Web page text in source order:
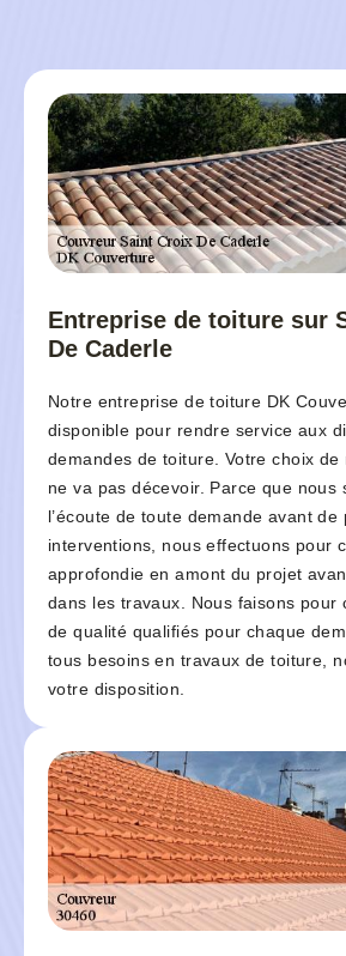
Entreprise de toiture sur
De Caderle
Notre entreprise de toiture DK
disponible pour rendre service aux
demandes de toiture. Votre choix de
ne va pas décevoir. Parce que nous
l’écoute de toute demande avant de
interventions, nous effectuons pour
approfondie en amont du projet
dans les travaux. Nous faisons pour
de qualité qualifiés pour chaque
tous besoins en travaux de toiture,
votre disposition.